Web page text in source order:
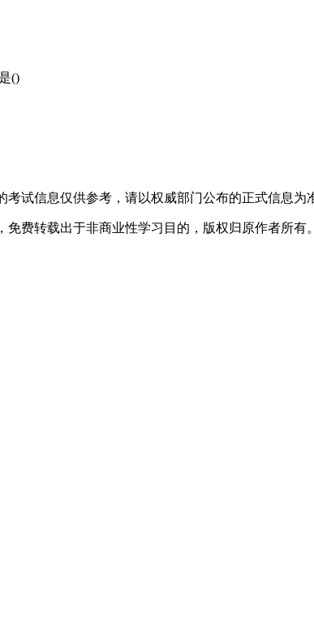
()
试信息仅供参考，请以权威部门公布的正式信息为
免费转载出于非商业性学习目的，版权归原作者所